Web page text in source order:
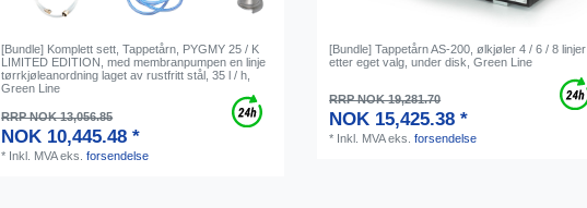
[Bundle] Komplett sett, Tappetårn, PYGMY 25 / K
LIMITED EDITION, med membranpumpen en linje
tørrkjøleanordning laget av rustfritt stål, 35 l / h,
Green Line
RRP NOK 13,056.85
NOK 10,445.48 *
* Inkl. MVAeks.forsendelse
[Bundle] Tappetårn AS-200, ølkjøler 4 / 6 / 8 linjer
etter eget valg, under disk, Green Line
RRP NOK 19,281.70
NOK 15,425.38 *
* Inkl. MVAeks.forsendelse